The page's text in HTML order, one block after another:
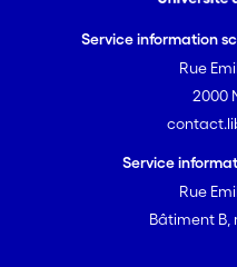
Service information
Rue
2000
Service
Rue
Bâtiment B,